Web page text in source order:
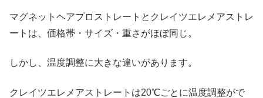
マグネットヘアプロストレートとクレイツエレメアストレ
ートは、価格帯・サイズ・重さがほぼ同じ。
しかし、温度調整に大きな違いがあります。
クレイツエレメアストレートは20℃ごとに温度調整がで